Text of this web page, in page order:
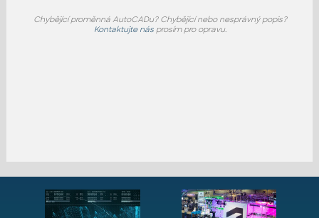
Chybějící proměnná AutoCADu? Chybějící nebo nesprávný popis?
Kontaktujte násprosím pro opravu.